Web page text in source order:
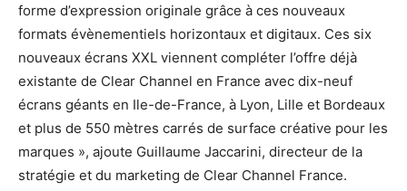
forme d’expression originale grâce à ces nouveaux
formats évènementiels horizontaux et digitaux. Ces six
nouveaux écrans XXL viennent compléter l’offre déjà
existante de Clear Channel en France avec dix-neuf
écrans géants en Ile-de-France, à Lyon, Lille et Bordeaux
et plus de 550 mètres carrés de surface créative pour les
marques », ajoute Guillaume Jaccarini, directeur de la
stratégie et du marketing de Clear Channel France.